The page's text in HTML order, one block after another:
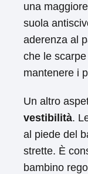
una
suola
aderenza al
che le
mantenere i
Un altro
vestibilità.
al piede del
strette. È
bambino